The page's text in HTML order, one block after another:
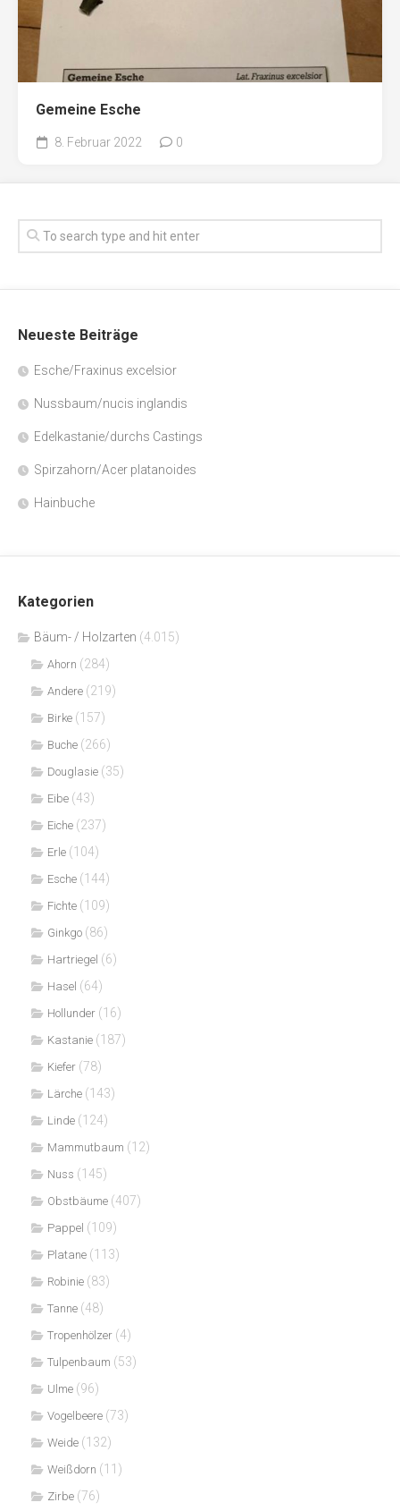
Gemeine Esche
8. Februar 2022 0
Neueste Beiträge
Esche/Fraxinus excelsior
Nussbaum/nucis inglandis
Edelkastanie/durchs Castings
Spirzahorn/Acer platanoides
Hainbuche
Kategorien
Bäum- / Holzarten (4.015)
Ahorn (284)
Andere (219)
Birke (157)
Buche (266)
Douglasie (35)
Eibe (43)
Eiche (237)
Erle (104)
Esche (144)
Fichte (109)
Ginkgo (86)
Hartriegel (6)
Hasel (64)
Hollunder (16)
Kastanie (187)
Kiefer (78)
Lärche (143)
Linde (124)
Mammutbaum (12)
Nuss (145)
Obstbäume (407)
Pappel (109)
Platane (113)
Robinie (83)
Tanne (48)
Tropenhölzer (4)
Tulpenbaum (53)
Ulme (96)
Vogelbeere (73)
Weide (132)
Weißdorn (11)
Zirbe (76)